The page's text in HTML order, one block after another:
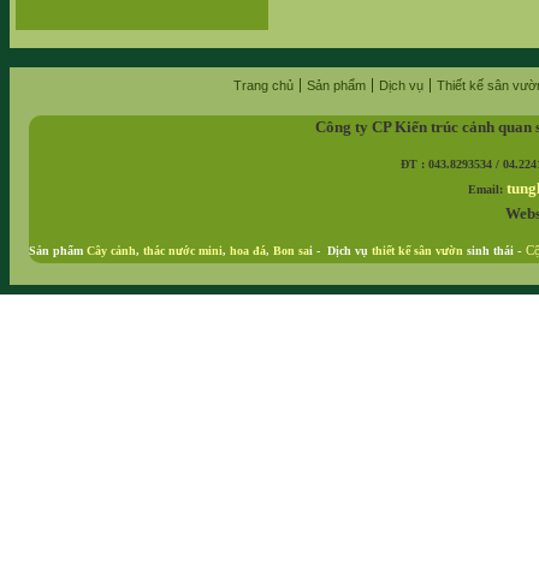
Trang chủ Sản phẩm Dịch vụ Thiết kế sân
Công ty CP Kiến trúc cảnh
ĐT : 043.8293534 /
Email:
Sản phẩm Cây cảnh, thác nước mini, hoa đá, Bon sai - Dịch vụ thiết kế sân vườn sinh thái -